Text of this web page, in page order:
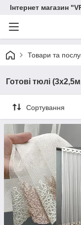
Інтернет магазин
Товари та
Готові тюлі
Сортування